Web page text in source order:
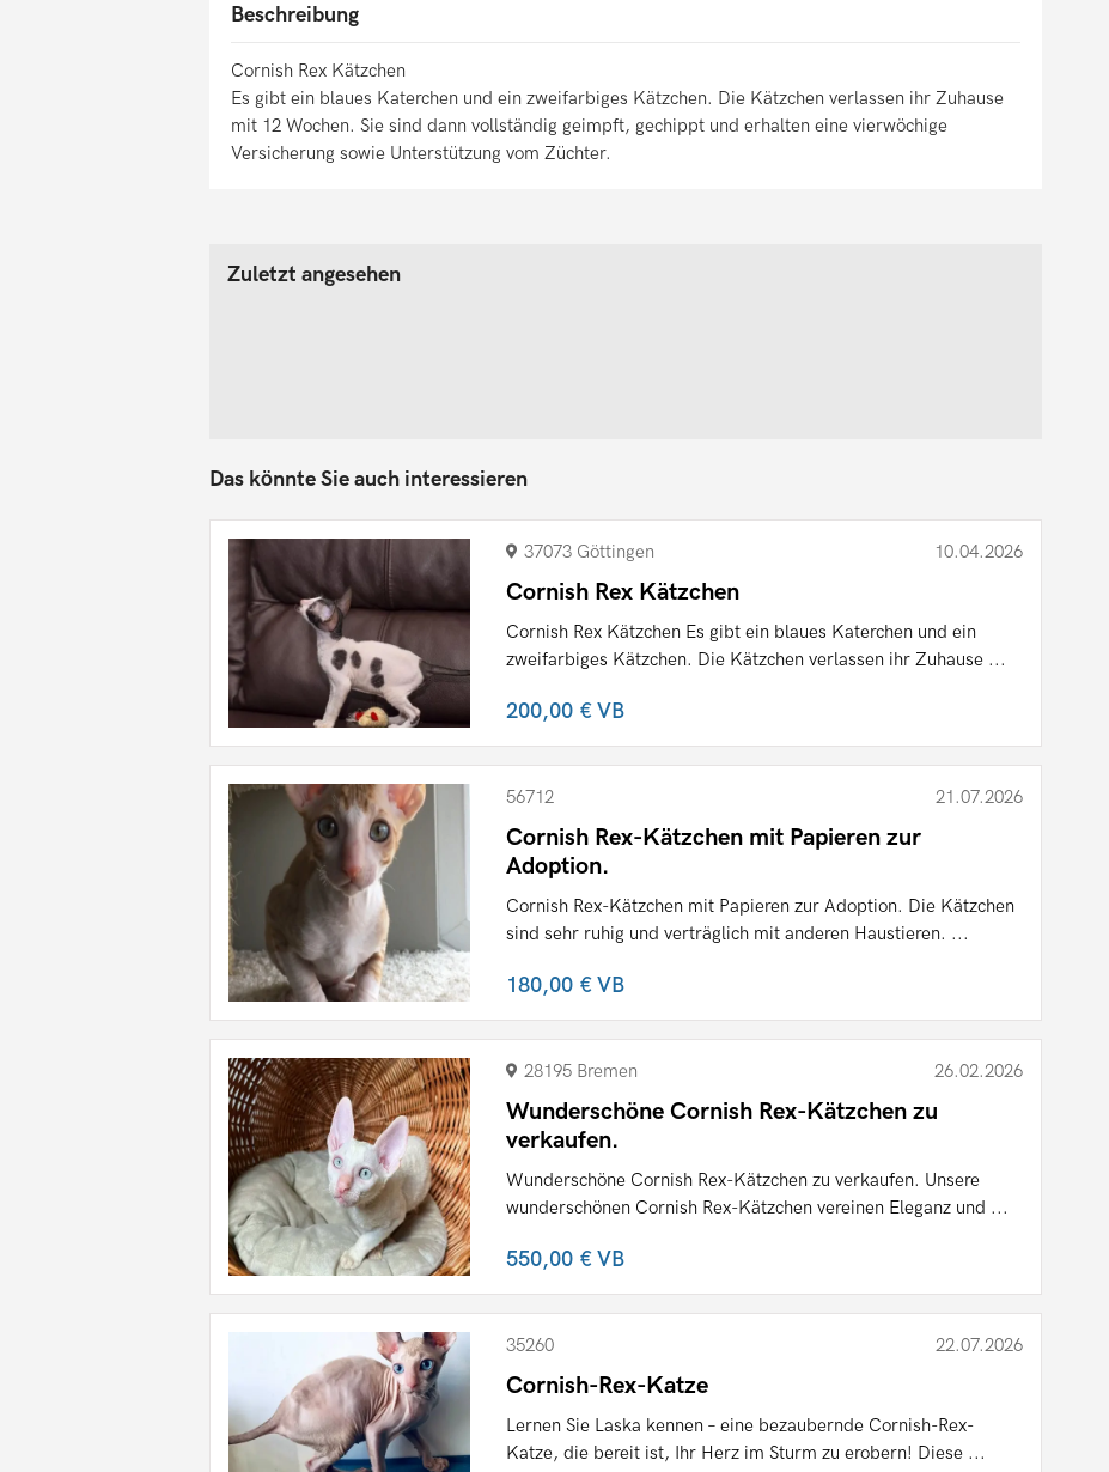
Beschreibung
Cornish Rex Kätzchen
Es gibt ein blaues Katerchen und ein zweifarbiges Kätzchen. Die Kätzchen verlassen ihr Zuhause
mit 12 Wochen. Sie sind dann vollständig geimpft, gechippt und erhalten eine vierwöchige
Versicherung sowie Unterstützung vom Züchter.
Zuletzt angesehen
Das könnte Sie auch interessieren
37073 Göttingen 10.04.2026
Cornish Rex Kätzchen
Cornish Rex Kätzchen Es gibt ein blaues Katerchen und ein
zweifarbiges Kätzchen. Die Kätzchen verlassen ihr Zuhause ...
200,00 €VB
56712 21.07.2026
Cornish Rex-Kätzchen mit Papieren zur
Adoption.
Cornish Rex-Kätzchen mit Papieren zur Adoption. Die Kätzchen
sind sehr ruhig und verträglich mit anderen Haustieren. ...
180,00 €VB
28195 Bremen 26.02.2026
Wunderschöne Cornish Rex-Kätzchen zu
verkaufen.
Wunderschöne Cornish Rex-Kätzchen zu verkaufen. Unsere
wunderschönen Cornish Rex-Kätzchen vereinen Eleganz und ...
550,00 €VB
35260 22.07.2026
Cornish-Rex-Katze
Lernen Sie Laska kennen – eine bezaubernde Cornish-Rex-
Katze, die bereit ist, Ihr Herz im Sturm zu erobern! Diese ...